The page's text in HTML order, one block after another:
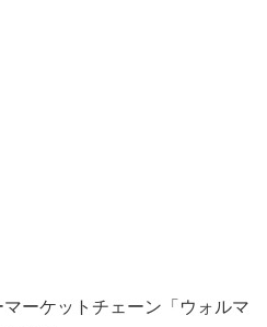
ーケットチェーン「ウォルマ